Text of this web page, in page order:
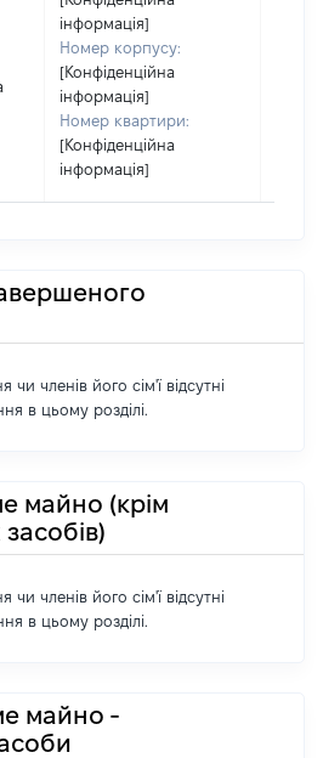
інформація]
Номер корпусу:
[Конфіденційна
інформація]
Номер квартири:
[Конфіденційна
інформація]
чи членів його сім'ї відсутні
в цьому розділі.
майно (крім
чи членів його сім'ї відсутні
в цьому розділі.
майно -